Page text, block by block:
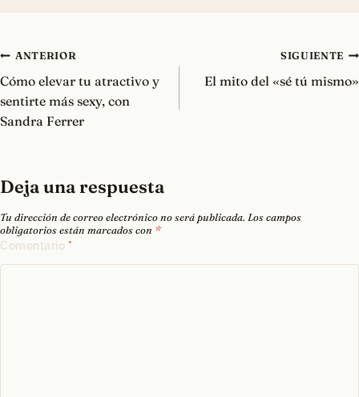
Navegación
de
entradas
ANTERIOR
Cómo elevar tu atractivo y
sentirte más sexy, con
Sandra Ferrer
SIGUIENTE
El mito del «sé tú mismo»
Deja una respuesta
Tu dirección de correo electrónico no será publicada. Los campos
obligatorios están marcados con *
Comentario *